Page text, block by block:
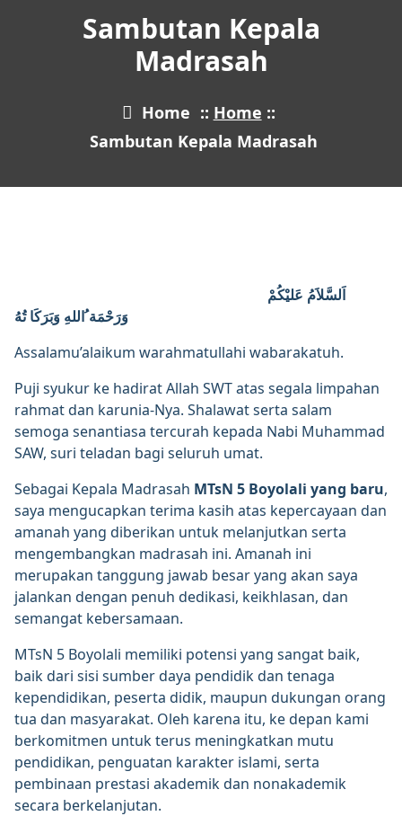
Sambutan Kepala
Madrasah
Home :: Home ::
Sambutan Kepala Madrasah
اَلسَّلاَمُ عَليْكُمْ
وَرَحْمَة ُاللهِ وَبَرَكَا تُهُ
Assalamu’alaikum warahmatullahi wabarakatuh.
Puji syukur ke hadirat Allah SWT atas segala limpahan
rahmat dan karunia-Nya. Shalawat serta salam
semoga senantiasa tercurah kepada Nabi Muhammad
SAW, suri teladan bagi seluruh umat.
Sebagai Kepala Madrasah MTsN 5 Boyolali yang baru,
saya mengucapkan terima kasih atas kepercayaan dan
amanah yang diberikan untuk melanjutkan serta
mengembangkan madrasah ini. Amanah ini
merupakan tanggung jawab besar yang akan saya
jalankan dengan penuh dedikasi, keikhlasan, dan
semangat kebersamaan.
MTsN 5 Boyolali memiliki potensi yang sangat baik,
baik dari sisi sumber daya pendidik dan tenaga
kependidikan, peserta didik, maupun dukungan orang
tua dan masyarakat. Oleh karena itu, ke depan kami
berkomitmen untuk terus meningkatkan mutu
pendidikan, penguatan karakter islami, serta
pembinaan prestasi akademik dan nonakademik
secara berkelanjutan.